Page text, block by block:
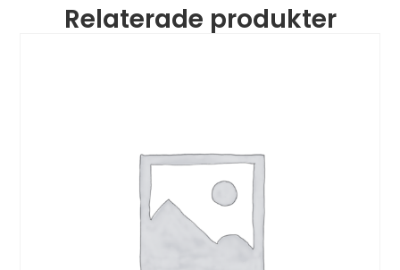
Relaterade produkter